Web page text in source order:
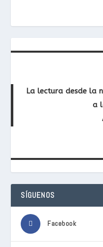
La lectura desde la
a
SÍGUENOS
Facebook